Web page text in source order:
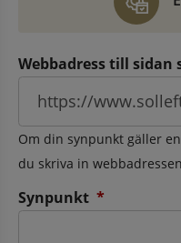
Webbadress till
Om din synpunkt gäller
du skriva in
Synpunkt *